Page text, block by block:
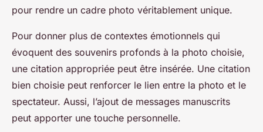
pour rendre un cadre photo véritablement unique.
Pour donner plus de contextes émotionnels qui
évoquent des souvenirs profonds à la photo choisie,
une citation appropriée peut être insérée. Une citation
bien choisie peut renforcer le lien entre la photo et le
spectateur. Aussi, l’ajout de messages manuscrits
peut apporter une touche personnelle.